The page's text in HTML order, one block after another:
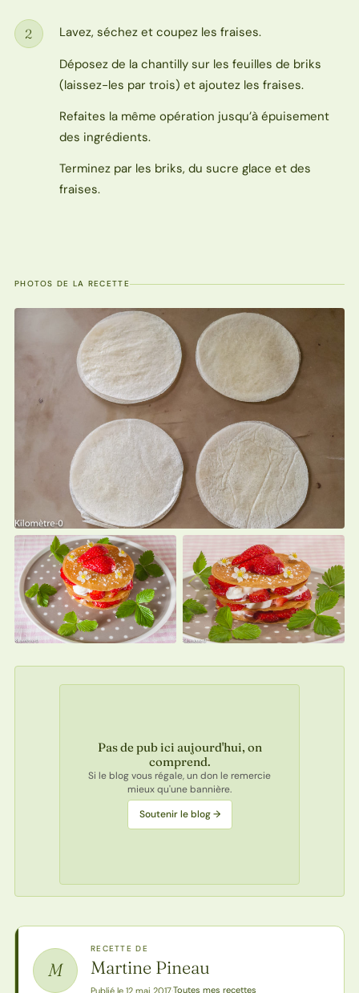
Étape
2
Lavez, séchez et coupez les fraises.
Déposez de la chantilly sur les feuilles de briks
(laissez-les par trois) et ajoutez les fraises.
Refaites la même opération jusqu’à épuisement
des ingrédients.
Terminez par les briks, du sucre glace et des
fraises.
PHOTOS DE LA RECETTE
Pas de pub ici aujourd'hui, on
comprend.
Si le blog vous régale, un don le remercie
mieux qu'une bannière.
Soutenir le blog →
M
RECETTE DE
Martine Pineau
Publié le 12 mai 2017·Toutes mes recettes